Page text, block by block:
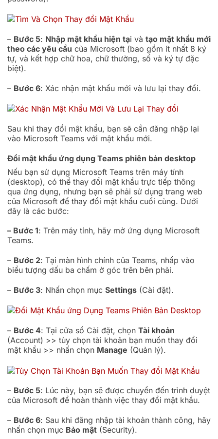
– Bước 5: Nhập mật khẩu hiện tại và tạo mật khẩu mới
theo các yêu cầu của Microsoft (bao gồm ít nhất 8 ký
tự, và kết hợp chữ hoa, chữ thường, số và ký tự đặc
biệt).
– Bước 6: Xác nhận mật khẩu mới và lưu lại thay đổi.
Sau khi thay đổi mật khẩu, bạn sẽ cần đăng nhập lại
vào Microsoft Teams với mật khẩu mới.
Đổi mật khẩu ứng dụng Teams phiên bản desktop
Nếu bạn sử dụng Microsoft Teams trên máy tính
(desktop), có thể thay đổi mật khẩu trực tiếp thông
qua ứng dụng, nhưng bạn sẽ phải sử dụng trang web
của Microsoft để thay đổi mật khẩu cuối cùng. Dưới
đây là các bước:
– Bước 1: Trên máy tính, hãy mở ứng dụng Microsoft
Teams.
– Bước 2: Tại màn hình chính của Teams, nhấp vào
biểu tượng dấu ba chấm ở góc trên bên phải.
– Bước 3: Nhấn chọn mục Settings (Cài đặt).
– Bước 4: Tại cửa sổ Cài đặt, chọn Tài khoản
(Account) >> tùy chọn tài khoản bạn muốn thay đổi
mật khẩu >> nhấn chọn Manage (Quản lý).
– Bước 5: Lúc này, bạn sẽ được chuyển đến trình duyệt
của Microsoft để hoàn thành việc thay đổi mật khẩu.
– Bước 6: Sau khi đăng nhập tài khoản thành công, hãy
nhấn chọn mục Bảo mật (Security).